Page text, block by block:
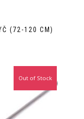
(72-120 CM)
Out of Stock